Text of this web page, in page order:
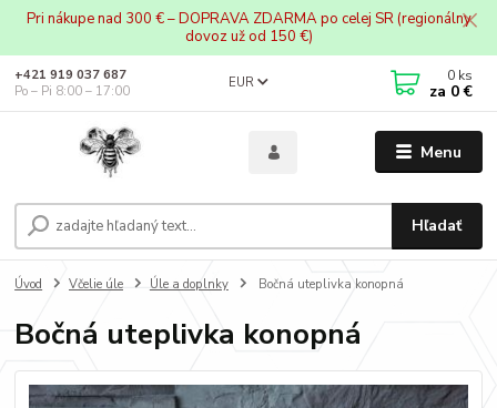
Pri nákupe nad 300 € – DOPRAVA ZDARMA po celej SR (regionálny
dovoz už od 150 €)
Menu
EUR
Hľadať
+421 919 037 687
Po – Pi 8:00 – 17:00
0 ks
za 0 €
Úvod Včelie úle Úle a doplnky Bočná uteplivka konopná
Bočná uteplivka konopná